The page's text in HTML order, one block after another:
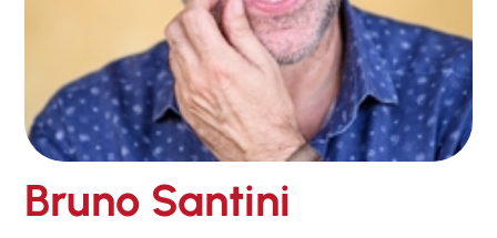
Bruno Santini